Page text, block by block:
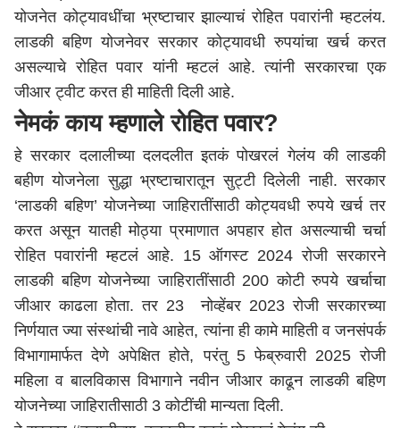
योजनेत कोट्यावधींचा भ्रष्टाचार झाल्याचं रोहित पवारांनी म्हटलंय.
लाडकी बहिण योजनेवर सरकार कोट्यावधी रुपयांचा खर्च करत
असल्याचे रोहित पवार यांनी म्हटलं आहे. त्यांनी सरकारचा एक
जीआर ट्वीट करत ही माहिती दिली आहे.
नेमकं काय म्हणाले रोहित पवार?
हे सरकार दलालीच्या दलदलीत इतकं पोखरलं गेलंय की लाडकी
बहीण योजनेला सुद्धा भ्रष्टाचारातून सुट्टी दिलेली नाही. सरकार
‘लाडकी बहिण’ योजनेच्या जाहिरातींसाठी कोट्यवधी रुपये खर्च तर
करत असून यातही मोठ्या प्रमाणात अपहार होत असल्याची चर्चा
रोहित पवारांनी म्हटलं आहे. 15 ऑगस्ट 2024 रोजी सरकारने
लाडकी बहिण योजनेच्या जाहिरातींसाठी 200 कोटी रुपये खर्चाचा
जीआर काढला होता. तर 23 नोव्हेंबर 2023 रोजी सरकारच्या
निर्णयात ज्या संस्थांची नावे आहेत, त्यांना ही कामे माहिती व जनसंपर्क
विभागामार्फत देणे अपेक्षित होते, परंतु 5 फेब्रुवारी 2025 रोजी
महिला व बालविकास विभागाने नवीन जीआर काढून लाडकी बहिण
योजनेच्या जाहिरातीसाठी 3 कोटींची मान्यता दिली.